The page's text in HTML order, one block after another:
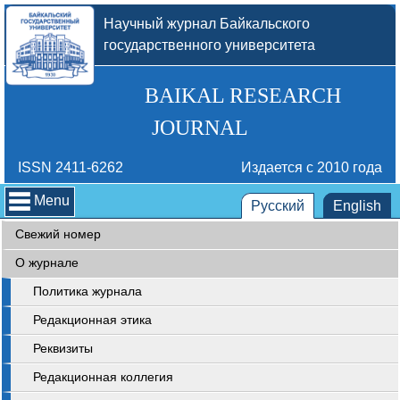
Научный журнал Байкальского
государственного университета
BAIKAL RESEARCH
JOURNAL
ISSN 2411-6262 Издается с 2010 года
Menu Русский English
Свежий номер
О журнале
Политика журнала
Редакционная этика
Реквизиты
Редакционная коллегия